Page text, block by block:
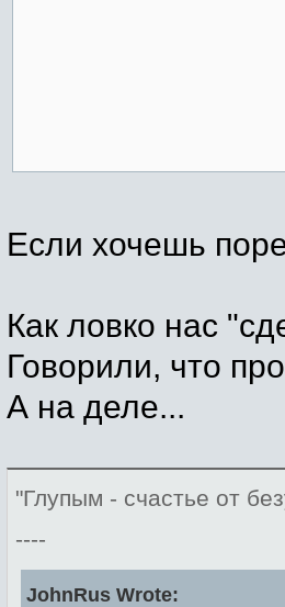
Если хочешь
Как ловко нас
Говорили, что
А на деле...
"Глупым - счастье от
----
JohnRus Wrote: